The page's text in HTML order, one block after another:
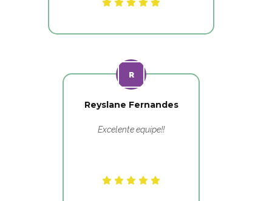
Reyslane Fernandes
Excelente equipe!!